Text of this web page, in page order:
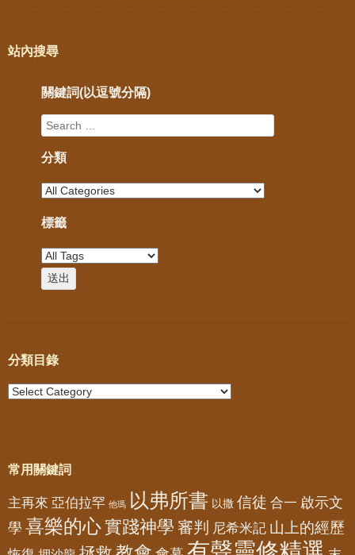
站內搜尋
關鍵詞(以逗號分隔)
分類
標籤
分類目錄
常用關鍵詞
主再來 亞伯拉罕 他瑪 以弗所書 以撒 信徒 合一 啟示文
學 喜樂的心實踐神學 審判 尼希米記 山上的經歷